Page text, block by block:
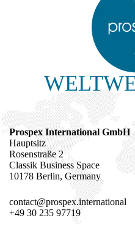
Prospex International GmbH
Hauptsitz
Rosenstraße 2
Classik Business Space
10178 Berlin, Germany
contact@prospex.international
+49 30 235 97719